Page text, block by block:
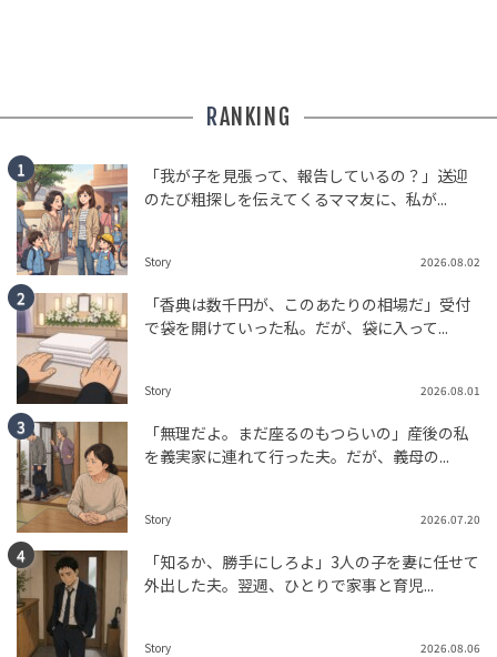
RANKING
「我が子を見張って、報告しているの？」送迎
のたび粗探しを伝えてくるママ友に、私が...
Story 2026.08.02
「香典は数千円が、このあたりの相場だ」受付
で袋を開けていった私。だが、袋に入って...
Story 2026.08.01
「無理だよ。まだ座るのもつらいの」産後の私
を義実家に連れて行った夫。だが、義母の...
Story 2026.07.20
「知るか、勝手にしろよ」3人の子を妻に任せて
外出した夫。翌週、ひとりで家事と育児...
Story 2026.08.06